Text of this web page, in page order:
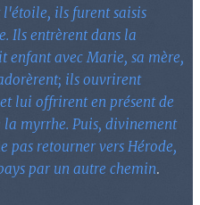
ils furent saisis
Ils entrèrent dans la
enfant avec Marie, sa mère,
ils ouvrirent
lui offrirent en présent de
la myrrhe. Puis, divinement
pas retourner vers Hérode,
par un autre chemin.